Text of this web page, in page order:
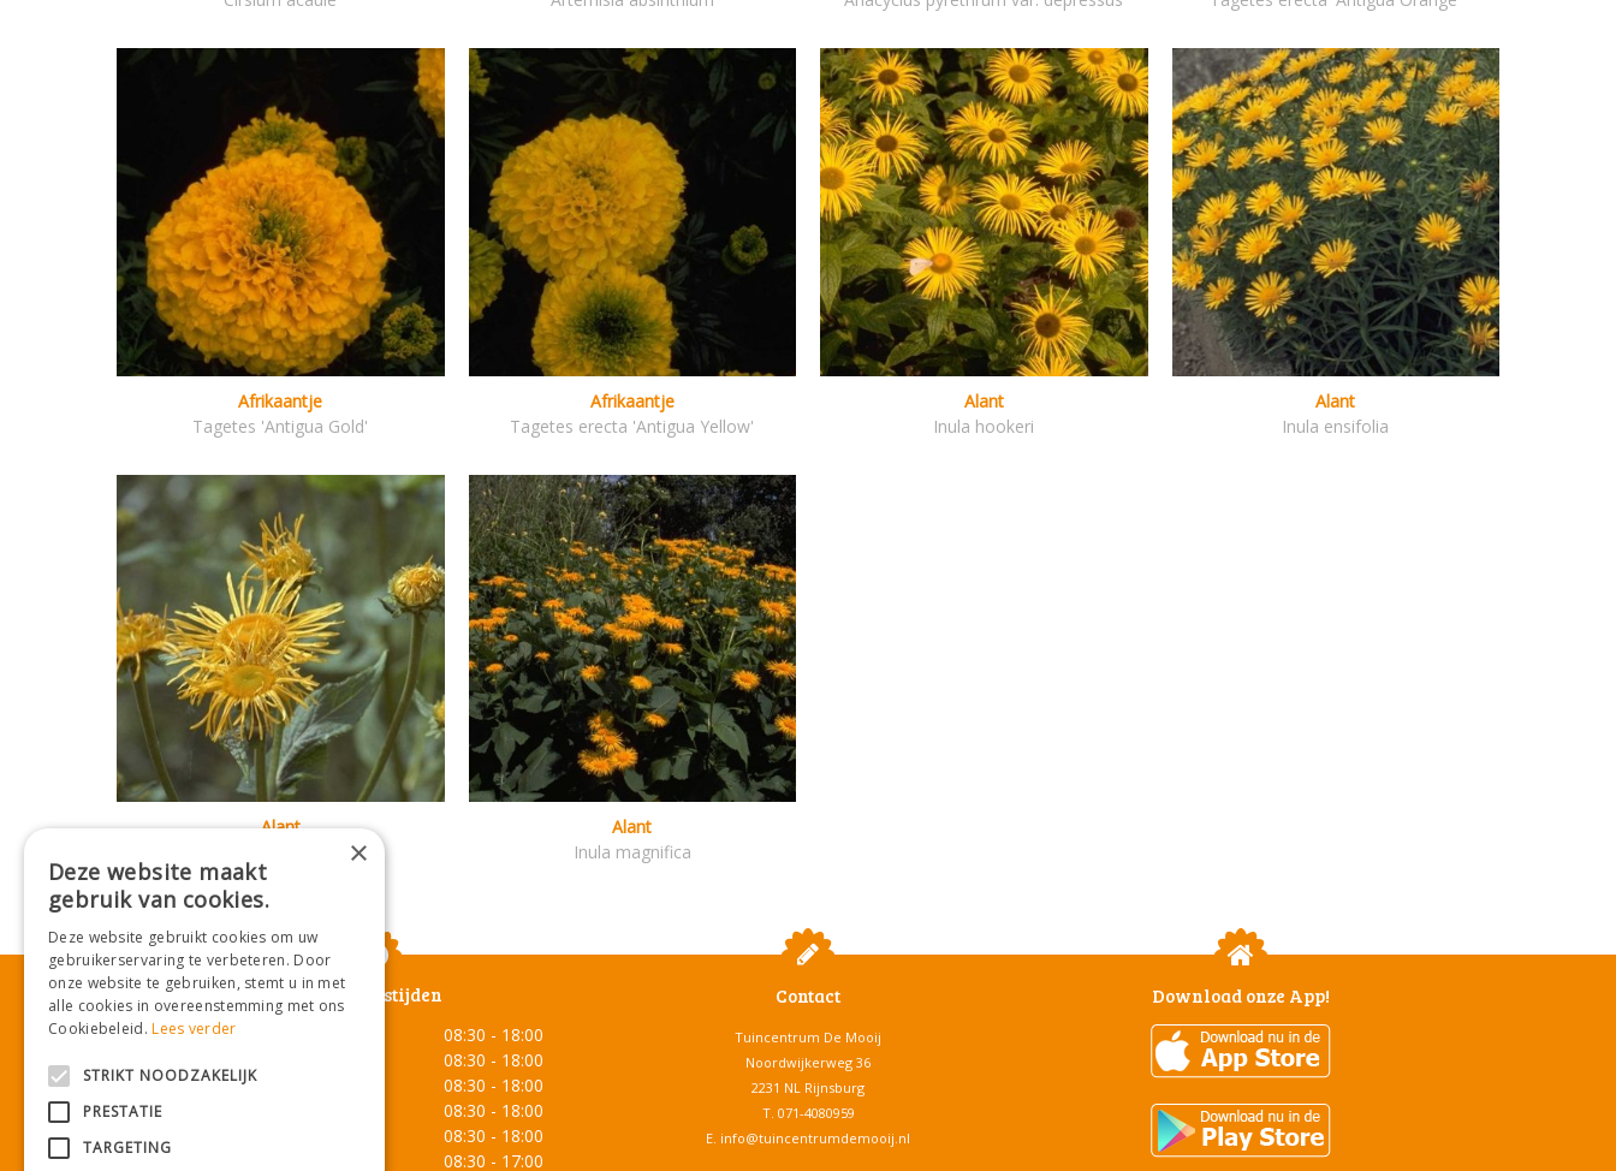
Afrikaantje
Tagetes 'Antigua Gold'
Afrikaantje
Tagetes erecta 'Antigua Yellow'
Alant
Inula hookeri
Alant
Inula ensifolia
Alant
Alant
Inula magnifica
Openingstijden
Maandag
08:30 - 18:00
08:30 - 18:00
Woensdag
08:30 - 18:00
08:30 - 18:00
08:30 - 18:00
08:30 - 17:00
Contact
Tuincentrum De Mooij
Noordwijkerweg 36
2231 NL Rijnsburg
T. 071-4080959
E. info@tuincentrumdemooij.nl
Download onze App!
×
Deze website maakt
gebruik van cookies.
Deze website gebruikt cookies om uw
gebruikerservaring te verbeteren. Door
onze website te gebruiken, stemt u in met
alle cookies in overeenstemming met ons
Cookiebeleid.Lees verder
STRIKT NOODZAKELIJK
PRESTATIE
TARGETING